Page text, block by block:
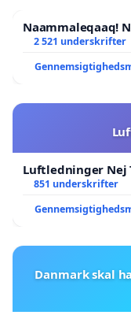
Naammaleqaaq!
2 521 underskrifter
Luftledninger Nej
851 underskrifter
Danmark skal